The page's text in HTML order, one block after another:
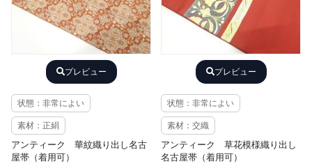
プレビュー
状態：非常によい
素材：正絹
アンティーク 華紋織り出し名古
屋帯（着用可）
プレビュー
状態：非常によい
素材：交織
アンティーク 草花模様織り出し
名古屋帯（着用可）